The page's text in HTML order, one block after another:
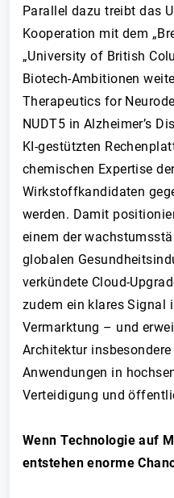
Parallel dazu treibt das
Kooperation mit dem
„University of British
Biotech-Ambitionen
Therapeutics for
NUDT5 in Alzheimer’s
KI-gestützten
chemischen Expertise
Wirkstoffkandidaten
werden. Damit
einem der
globalen
verkündete Cloud-
zudem ein klares Signal
Vermarktung – und
Architektur
Anwendungen in
Verteidigung und
Wenn Technologie auf
entstehen enorme